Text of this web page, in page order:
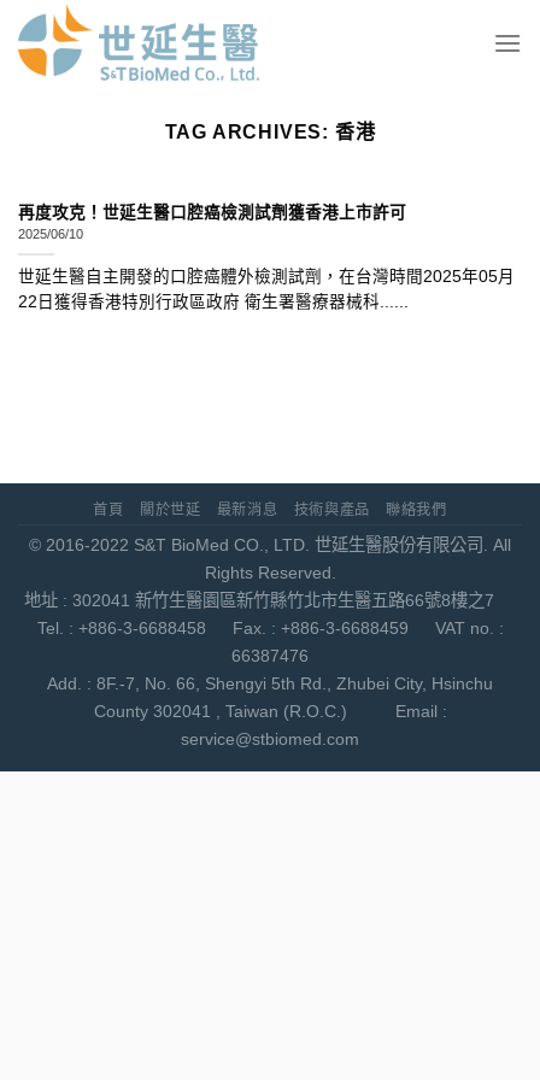
Skip
content
TAG ARCHIVES: 香港
再度攻克！世延生醫口腔癌檢測試劑獲香港上市許可
2025/06/10
世延生醫自主開發的口腔癌體外檢測試劑，在台灣時間2025年05月
22日獲得香港特別行政區政府 衛生署醫療器械科......
首頁 關於世延 最新消息 技術與產品 聯絡我們
© 2016-2022 S&T BioMed CO., LTD. 世延生醫股份有限公司. All
Rights Reserved.
地址 : 302041 新竹生醫園區新竹縣竹北市生醫五路66號8樓之7
Tel. : +886-3-6688458 Fax. : +886-3-6688459 VAT no. :
66387476
Add. : 8F.-7, No. 66, Shengyi 5th Rd., Zhubei City, Hsinchu
County 302041 , Taiwan (R.O.C.) Email :
service@stbiomed.com